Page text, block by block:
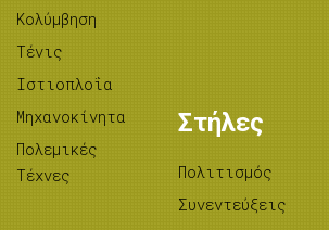
Κολύμβηση
Τένις
Ιστιοπλοΐα
Μηχανοκίνητα
Πολεμικές
Τέχνες
Στήλες
Πολιτισμός
Συνεντεύξεις